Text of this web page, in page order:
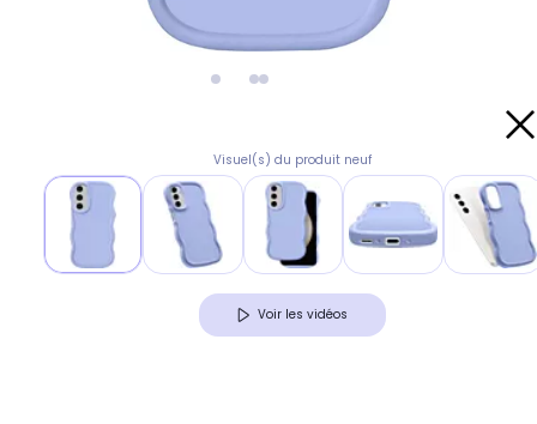
Visuel(s) du produit neuf
Voir les vidéos